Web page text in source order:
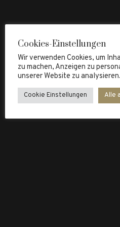
Cookies-Einstellungen
Wir verwenden Cookies, um
zu machen, Anzeigen zu
unserer Website zu analysieren.
Cookie Einstellungen Alle